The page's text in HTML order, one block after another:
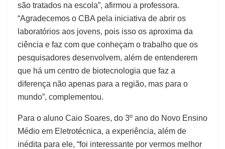
são tratados na escola”, afirmou a professora.
“Agradecemos o CBA pela iniciativa de abrir os
laboratórios aos jovens, pois isso os aproxima da
ciência e faz com que conheçam o trabalho que os
pesquisadores desenvolvem, além de entenderem
que há um centro de biotecnologia que faz a
diferença não apenas para a região, mas para o
mundo”, complementou.
Para o aluno Caio Soares, do 3º ano do Novo Ensino
Médio em Eletrotécnica, a experiência, além de
inédita para ele, “foi interessante por vermos melhor